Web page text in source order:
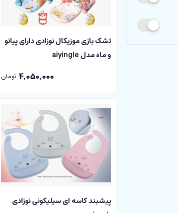
تشک بازی موزیکال نوزادی دارای پیانو
و ماه مدل aiyingle
4,050,000 تومان
پیشبند کاسه ای سیلیکونی نوزادی